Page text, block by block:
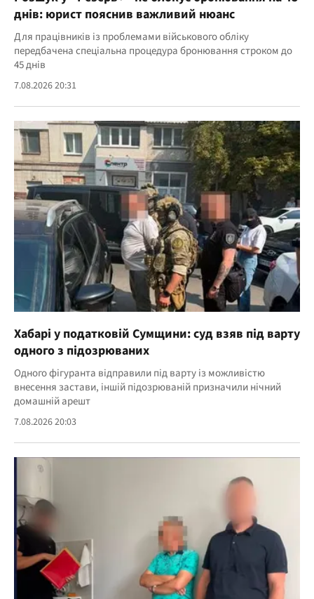
днів: юрист пояснив важливий нюанс
Для працівників із проблемами військового обліку
передбачена спеціальна процедура бронювання строком до
45 днів
7.08.2026 20:31
Хабарі у податковій Сумщини: суд взяв під варту
одного з підозрюваних
Одного фігуранта відправили під варту із можливістю
внесення застави, іншій підозрюваній призначили нічний
домашній арешт
7.08.2026 20:03